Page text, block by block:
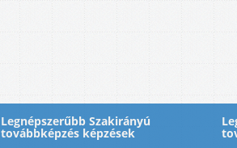
Legnépszerűbb Szakirányú
továbbképzés képzések